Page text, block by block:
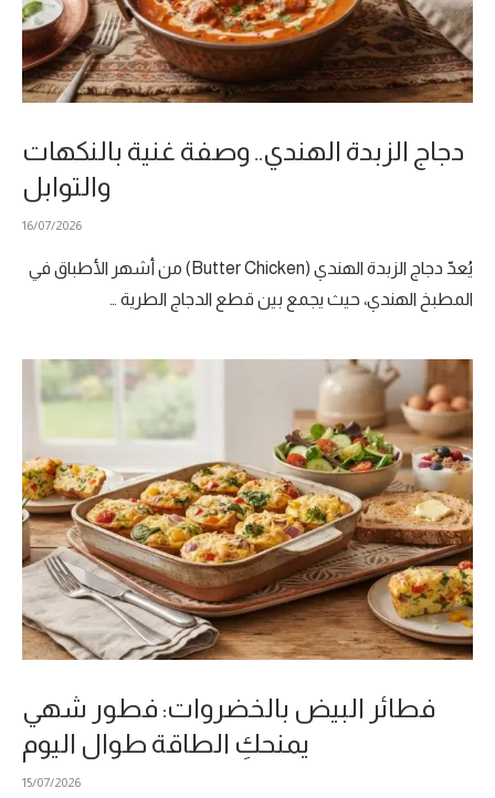
دجاج الزبدة الهندي.. وصفة غنية بالنكهات
والتوابل
16/07/2026
يُعدّ دجاج الزبدة الهندي (Butter Chicken) من أشهر الأطباق في
المطبخ الهندي، حيث يجمع بين قطع الدجاج الطرية …
فطائر البيض بالخضروات: فطور شهي
يمنحكِ الطاقة طوال اليوم
15/07/2026